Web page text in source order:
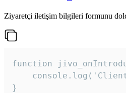
Ziyaretçi iletişim bilgileri formunu
function
}